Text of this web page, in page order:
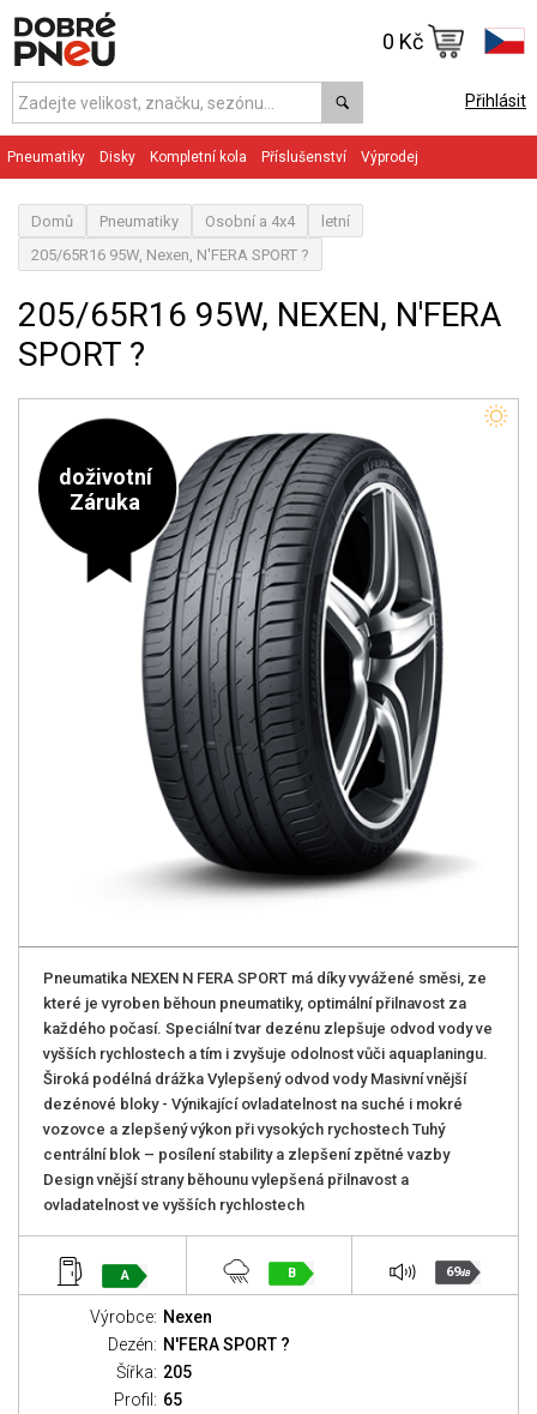
Přihlásit
0 Kč
Pneumatiky Disky Kompletní kola Příslušenství Výprodej
Domů Pneumatiky Osobní a 4x4
letní
205/65R16 95W, Nexen, N'FERA SPORT ?
205/65R16 95W, NEXEN, N'FERA
SPORT ?
doživotní
Záruka
Pneumatika NEXEN N FERA SPORT má díky vyvážené směsi, ze
které je vyroben běhoun pneumatiky, optimální přilnavost za
každého počasí. Speciální tvar dezénu zlepšuje odvod vody ve
vyšších rychlostech a tím i zvyšuje odolnost vůči aquaplaningu.
Široká podélná drážka Vylepšený odvod vody Masivní vnější
dezénové bloky - Výnikající ovladatelnost na suché i mokré
vozovce a zlepšený výkon při vysokých rychostech Tuhý
centrální blok – posílení stability a zlepšení zpětné vazby
Design vnější strany běhounu vylepšená přilnavost a
ovladatelnost ve vyšších rychlostech
A B 69dB
Výrobce: Nexen
Dezén: N'FERA SPORT ?
Šířka: 205
Profil: 65